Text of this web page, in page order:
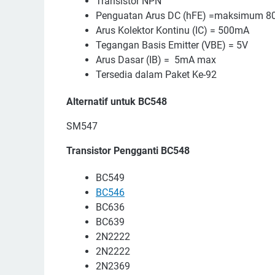
Penguatan Arus DC (hFE) =maksimum
Arus Kolektor Kontinu (IC) = 500mA
Tegangan Basis Emitter (VBE) = 5V
Arus Dasar (IB) = 5mA max
Tersedia dalam Paket Ke-92
Alternatif untuk BC548
SM547
Transistor Pengganti BC548
BC549
BC546
BC636
BC639
2N2222
2N2222
2N2369